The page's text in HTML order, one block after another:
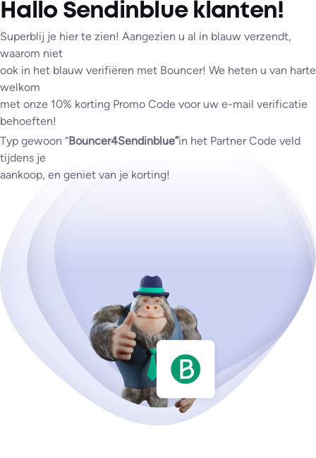
Hallo Sendinblue klanten!
Superblij je hier te zien! Aangezien u al in blauw verzendt,
waarom niet
ook in het blauw verifiëren met Bouncer! We heten u van harte
welkom
met onze 10% korting Promo Code voor uw e-mail verificatie
behoeften!
Typ gewoon “Bouncer4Sendinblue”in het Partner Code veld
tijdens je
aankoop, en geniet van je korting!